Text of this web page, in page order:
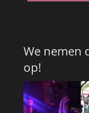
We nemen
op!